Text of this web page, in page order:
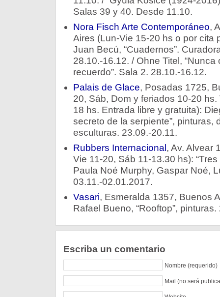
Salas 39 y 40. Desde 11.10.
Nora Fisch Arte Contemporáneo,
Aires (Lun-Vie 15-20 hs o por cita
Juan Becú, “Cuadernos”.
28.10.-16.12. / Ohne Titel,
recuerdo”. Sala 2. 28.10.-16.12.
Palais de Glace, Posadas 1725,
20, Sáb, Dom y feriados 10-20
18 hs. Entrada libre y gratuita):
secreto de la serpiente”, pinturas,
esculturas. 23.09.-20.11.
Rubbers Internacional , Av. Alvear
Vie 11-20, Sáb 11-13.30 hs):
Paula Noé Murphy, Gaspar Noé,
03.11.-02.01.2017.
Vasari, Esmeralda 1357, Buenos
Rafael Bueno, “Rooftop”,
Escriba un comentario
Nombre (requerido)
Mail (no será